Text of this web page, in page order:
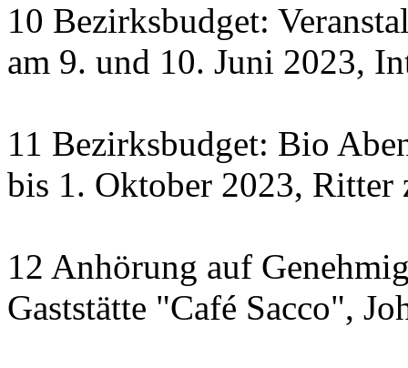
10 Bezirksbudget:
am 9. und 10. Juni 2023,
11 Bezirksbudget: Bio
bis 1. Oktober 2023, Ritter
12 Anhörung auf
Gaststätte "Café Sacco",